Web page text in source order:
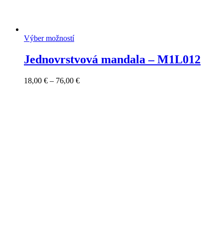
Výber možností
Jednovrstvová mandala – M1L012
18,00 € – 76,00 €Price